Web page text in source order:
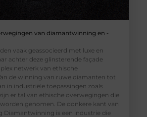
van diamantwinning en -
vaak geassocieerd met luxe en
achter deze glinsterende façade
netwerk van ethische
de winning van ruwe diamanten tot
in industriële toepassingen zoals
er tal van ethische overwegingen die
genomen. De donkere kant van
Diamantwinning is een industrie die